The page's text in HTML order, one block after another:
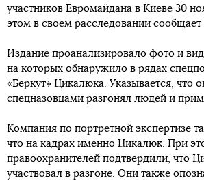
участников Евромайдана в Киеве 30
этом в своем расследовании сообщает
Издание проанализировало фото и
на которых обнаружило в рядах
«Беркут» Цикалюка. Указывается, что
спецназовцами разгонял людей и
Компания по портретной экспертизе
что на кадрах именно Цикалюк. При
правоохранителей подтвердили, что
участвовал в разгоне. Они также